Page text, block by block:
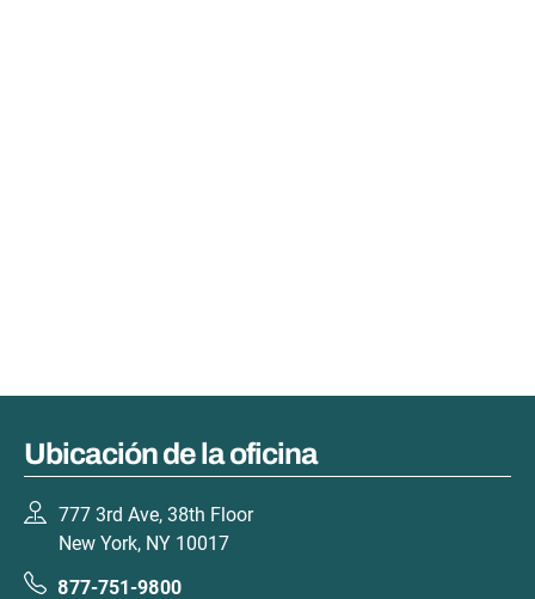
Ubicación de la oficina
777 3rd Ave, 38th Floor
New York, NY 10017
877-751-9800